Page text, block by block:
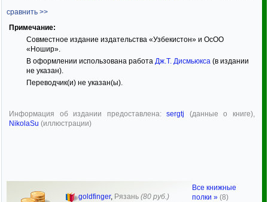
сравнить >>
Примечание:
Совместное издание издательства «Узбекистон» и ОсОО
«Ношир».
В оформлении использована работа Дж.Т. Дисмьюкса(в издании
не указан).
Переводчик(и) не указан(ы).
Информация об издании предоставлена:sergtj (данные о книге),
NikolaSu (иллюстрации)
goldfinger, Рязань (80 руб.)
Все книжные
полки » (8)